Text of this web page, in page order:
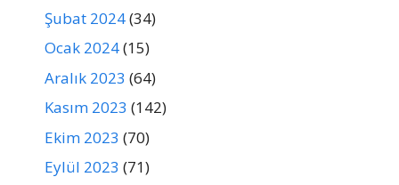
Şubat 2024(34)
Ocak 2024(15)
Aralık 2023 (64)
Kasım 2023 (142)
Ekim 2023 (70)
Eylül 2023 (71)